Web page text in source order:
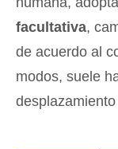
facultativa,
de acuerdo al
modos, suele